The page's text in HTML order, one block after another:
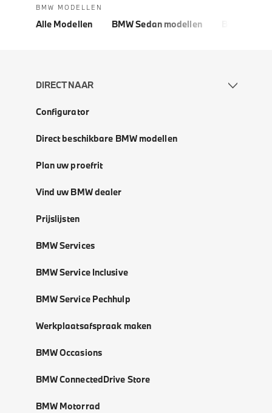
BMW MODELLEN
Alle Modellen BMW Sedan modellen
DIRECT NAAR
Configurator
Direct beschikbare BMW modellen
Plan uw proefrit
Vind uw BMW dealer
Prijslijsten
BMW Services
BMW Service Inclusive
BMW Service Pechhulp
Werkplaatsafspraak maken
BMW Occasions
BMW ConnectedDrive Store
BMW Motorrad